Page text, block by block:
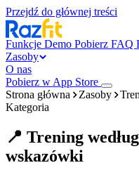
Przejdź do głównej treści
Funkcje Demo Pobierz FAQ
Zasoby
O nas
Pobierz w App Store
Strona główna
Zasoby
Kategoria
📍 Trening
wskazówki